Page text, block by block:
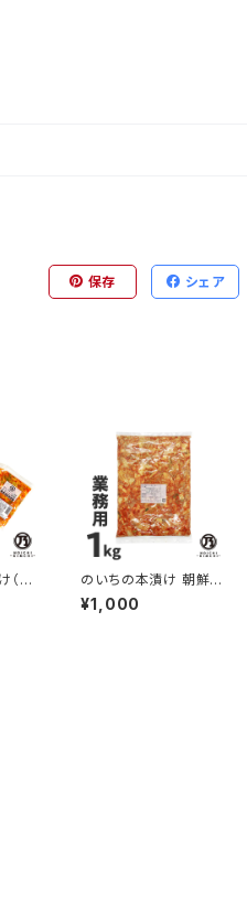
保存 シェア
（白
のいちの本漬け 朝鮮
漬 業務用1kg
¥1,000